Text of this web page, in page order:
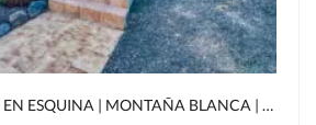
CHALET PAREADO EN ESQUINA | MONTAÑA BLANCA | CALETA DE FUSTE